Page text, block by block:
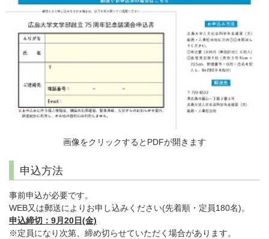
画像をクリックするとPDFが開きます
申込方法
事前申込が必要です。
WEB又は郵送によりお申し込みください(先着順・定員180名)。
申込締切：9月20日(金)
※定員になり次第、締め切らせていただく場合があります。